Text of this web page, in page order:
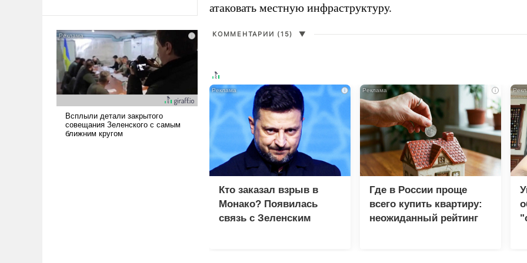
Сложившаяся ситуация
означает многолетний период
уязвимости США, например,
перед Китаем.
атаковать местную инфраструктуру.
КОММЕНТАРИИ (15) ▼
i
Кто заказал взрыв в
Монако? Появилась
связь с Зеленским
i
Где в России проще
всего купить квартиру:
неожиданный рейтинг